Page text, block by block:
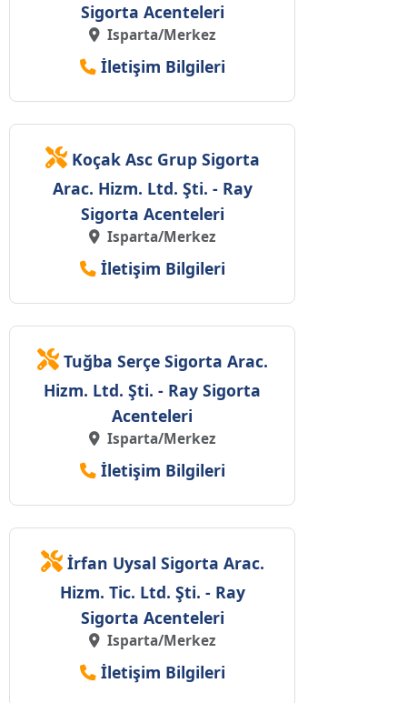
Sigorta Acenteleri
Isparta/Merkez
İletişim Bilgileri
Koçak Asc Grup Sigorta
Arac. Hizm. Ltd. Şti. - Ray
Sigorta Acenteleri
Isparta/Merkez
İletişim Bilgileri
Tuğba Serçe Sigorta Arac.
Hizm. Ltd. Şti. - Ray Sigorta
Acenteleri
Isparta/Merkez
İletişim Bilgileri
İrfan Uysal Sigorta Arac.
Hizm. Tic. Ltd. Şti. - Ray
Sigorta Acenteleri
Isparta/Merkez
İletişim Bilgileri